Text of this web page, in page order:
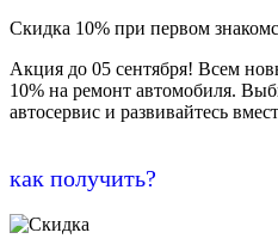
Скидка 10% при первом
Акция до 05 сентября! Всем
10% на ремонт автомобиля.
автосервис и развивайтесь
как получить?